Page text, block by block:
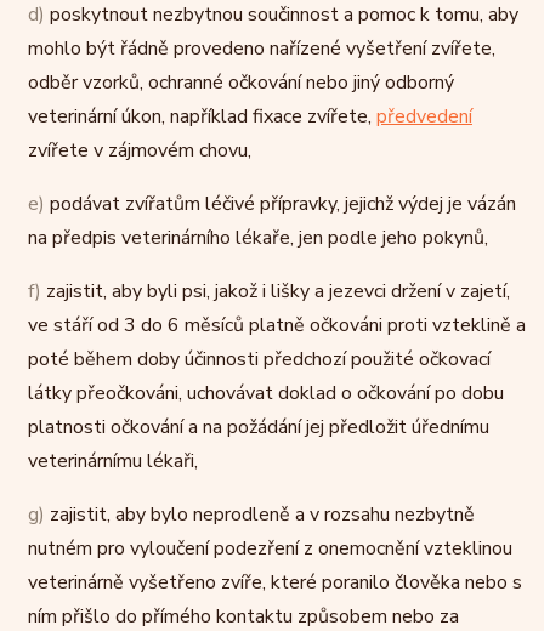
d) poskytnout nezbytnou součinnost a pomoc k tomu, aby
mohlo být řádně provedeno nařízené vyšetření zvířete,
odběr vzorků, ochranné očkování nebo jiný odborný
veterinární úkon, například fixace zvířete, předvedení
zvířete v zájmovém chovu,
e) podávat zvířatům léčivé přípravky, jejichž výdej je vázán
na předpis veterinárního lékaře, jen podle jeho pokynů,
f) zajistit, aby byli psi, jakož i lišky a jezevci držení v zajetí,
ve stáří od 3 do 6 měsíců platně očkováni proti vzteklině a
poté během doby účinnosti předchozí použité očkovací
látky přeočkováni, uchovávat doklad o očkování po dobu
platnosti očkování a na požádání jej předložit úřednímu
veterinárnímu lékaři,
g) zajistit, aby bylo neprodleně a v rozsahu nezbytně
nutném pro vyloučení podezření z onemocnění vzteklinou
veterinárně vyšetřeno zvíře, které poranilo člověka nebo s
ním přišlo do přímého kontaktu způsobem nebo za